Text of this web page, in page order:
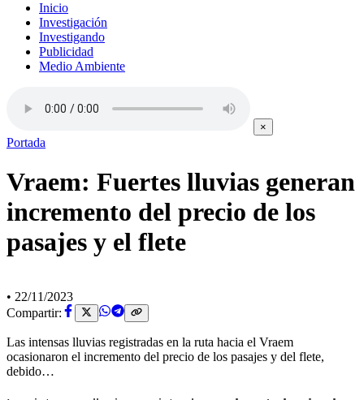
Inicio
Investigación
Investigando
Publicidad
Medio Ambiente
×
Portada
Vraem: Fuertes lluvias generan
incremento del precio de los
pasajes y el flete
• 22/11/2023
Compartir:
Las intensas lluvias registradas en la ruta hacia el Vraem
ocasionaron el incremento del precio de los pasajes y del flete,
debido…